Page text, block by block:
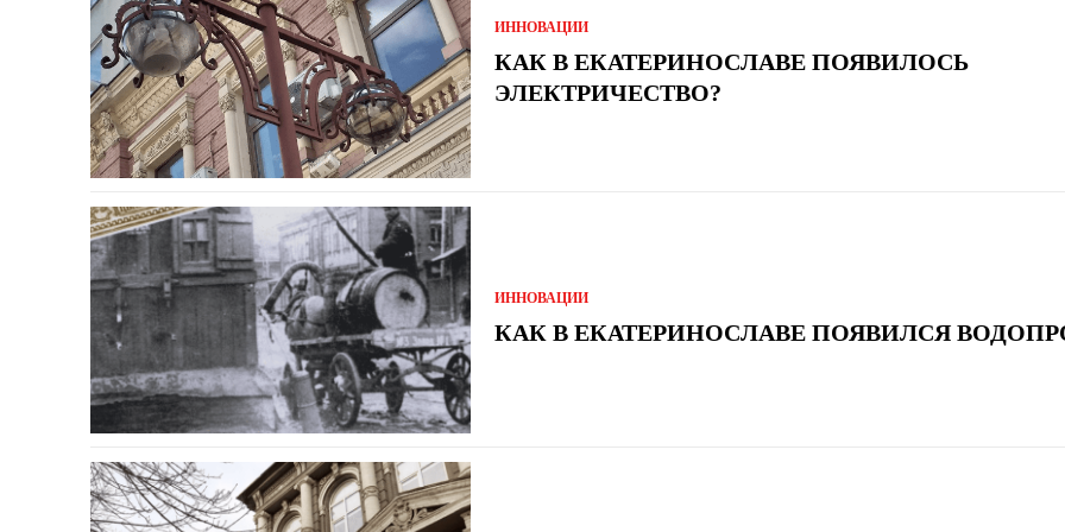
ИННОВАЦИИ
КАК В ЕКАТЕРИНОСЛАВЕ ПОЯВИЛОСЬ
ЭЛЕКТРИЧЕСТВО?
ИННОВАЦИИ
КАК В ЕКАТЕРИНОСЛАВЕ ПОЯВИЛСЯ